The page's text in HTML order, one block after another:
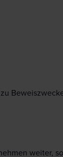
weiter,